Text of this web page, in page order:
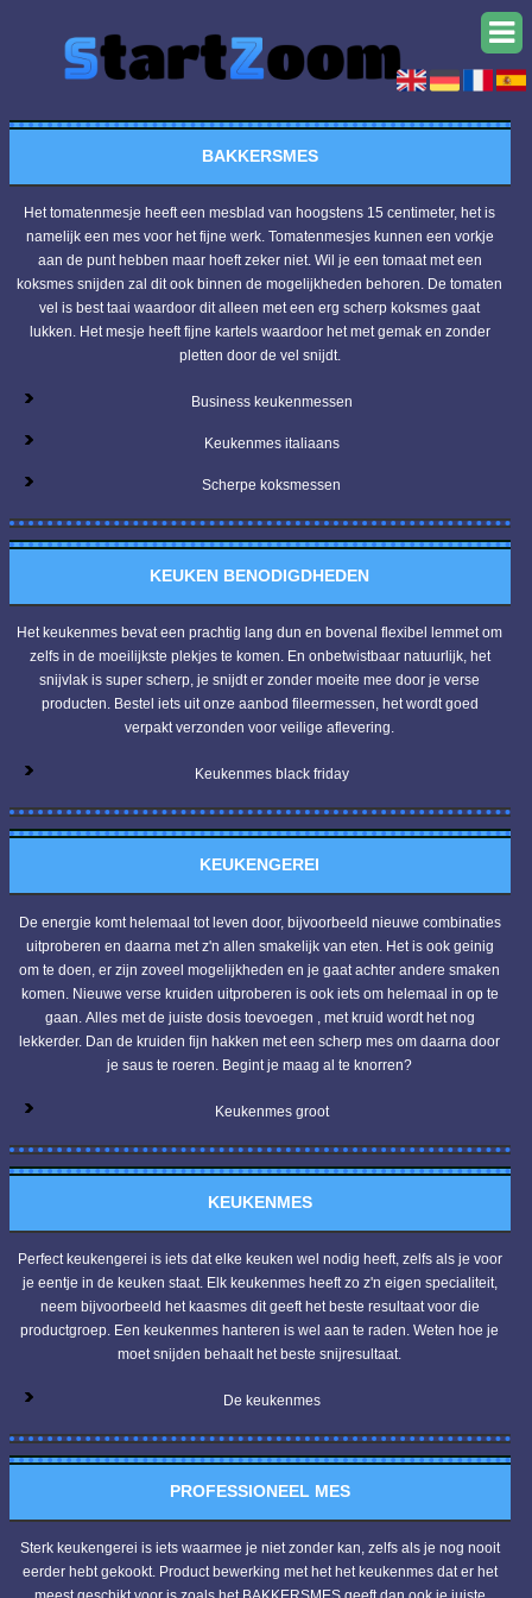
BAKKERSMES
Het tomatenmesje heeft een mesblad van hoogstens 15 centimeter, het is
namelijk een mes voor het fijne werk. Tomatenmesjes kunnen een vorkje
aan de punt hebben maar hoeft zeker niet. Wil je een tomaat met een
koksmes snijden zal dit ook binnen de mogelijkheden behoren. De tomaten
vel is best taai waardoor dit alleen met een erg scherp koksmes gaat
lukken. Het mesje heeft fijne kartels waardoor het met gemak en zonder
pletten door de vel snijdt.
Business keukenmessen
Keukenmes italiaans
Scherpe koksmessen
KEUKEN BENODIGDHEDEN
Het keukenmes bevat een prachtig lang dun en bovenal flexibel lemmet om
zelfs in de moeilijkste plekjes te komen. En onbetwistbaar natuurlijk, het
snijvlak is super scherp, je snijdt er zonder moeite mee door je verse
producten. Bestel iets uit onze aanbod fileermessen, het wordt goed
verpakt verzonden voor veilige aflevering.
Keukenmes black friday
KEUKENGEREI
De energie komt helemaal tot leven door, bijvoorbeeld nieuwe combinaties
uitproberen en daarna met z'n allen smakelijk van eten. Het is ook geinig
om te doen, er zijn zoveel mogelijkheden en je gaat achter andere smaken
komen. Nieuwe verse kruiden uitproberen is ook iets om helemaal in op te
gaan. Alles met de juiste dosis toevoegen , met kruid wordt het nog
lekkerder. Dan de kruiden fijn hakken met een scherp mes om daarna door
je saus te roeren. Begint je maag al te knorren?
Keukenmes groot
KEUKENMES
Perfect keukengerei is iets dat elke keuken wel nodig heeft, zelfs als je voor
je eentje in de keuken staat. Elk keukenmes heeft zo z'n eigen specialiteit,
neem bijvoorbeeld het kaasmes dit geeft het beste resultaat voor die
productgroep. Een keukenmes hanteren is wel aan te raden. Weten hoe je
moet snijden behaalt het beste snijresultaat.
De keukenmes
PROFESSIONEEL MES
Sterk keukengerei is iets waarmee je niet zonder kan, zelfs als je nog nooit
eerder hebt gekookt. Product bewerking met het het keukenmes dat er het